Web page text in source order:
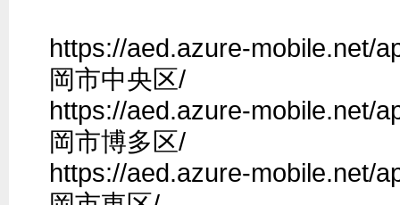
https://aed.azure-mobile.net/
岡市中央区/
https://aed.azure-mobile.net/
岡市博多区/
https://aed.azure-mobile.net/